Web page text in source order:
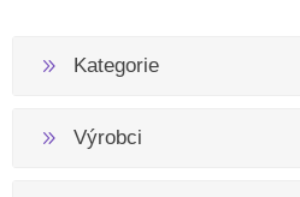
Kategorie
Výrobci